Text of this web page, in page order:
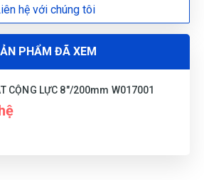
Long
sản phảm bên bạn, nhân viên tư vấn
hệ với chúng tôi
PHẨM ĐÃ XEM
CỘNG LỰC 8"/200mm W017001